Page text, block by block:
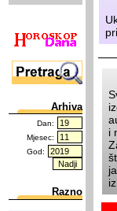
Arhiva
Dan:
Mjesec:
God:
Razno
i